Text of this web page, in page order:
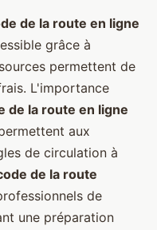
de la route en ligne
grâce à
permettent de
L'importance
de la route en ligne
aux
de circulation à
de la route
de
une préparation